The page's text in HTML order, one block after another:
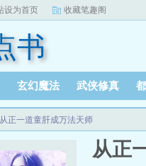
设为首页 收藏笔趣阁
书
玄幻魔法 武侠修真
从正一道童肝成万法天师
从正